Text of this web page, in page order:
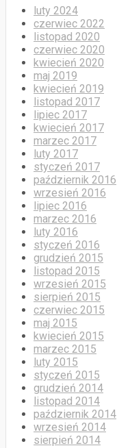
luty 2024
czerwiec 2022
listopad 2020
czerwiec 2020
kwiecień 2020
maj 2019
kwiecień 2019
listopad 2017
lipiec 2017
kwiecień 2017
marzec 2017
luty 2017
styczeń 2017
październik 2016
wrzesień 2016
lipiec 2016
marzec 2016
luty 2016
styczeń 2016
grudzień 2015
listopad 2015
wrzesień 2015
sierpień 2015
czerwiec 2015
maj 2015
kwiecień 2015
marzec 2015
luty 2015
styczeń 2015
grudzień 2014
listopad 2014
październik 2014
wrzesień 2014
sierpień 2014